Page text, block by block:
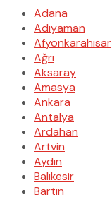
Adana
Adıyaman
Afyonkarahisar
Ağrı
Aksaray
Amasya
Ankara
Antalya
Ardahan
Artvin
Aydın
Balıkesir
Bartın